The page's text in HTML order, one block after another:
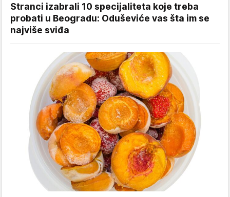
Stranci izabrali 10 specijaliteta koje treba
probati u Beogradu: Oduševiće vas šta im se
najviše sviđa